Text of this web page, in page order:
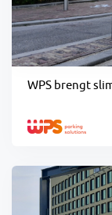
WPS brengt